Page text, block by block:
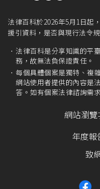
法律百科於2026年5月1日起
援引資料，是否與現行法令
法律百科是分享知識的平
務，故無法負保證責任。
每個具體個案是獨特、複
網站使用者提供的內容是
答。如有個案法律諮詢需
網站瀏覽
年度報
致